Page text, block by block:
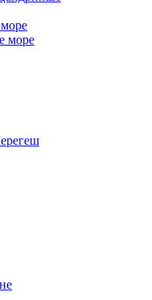
море